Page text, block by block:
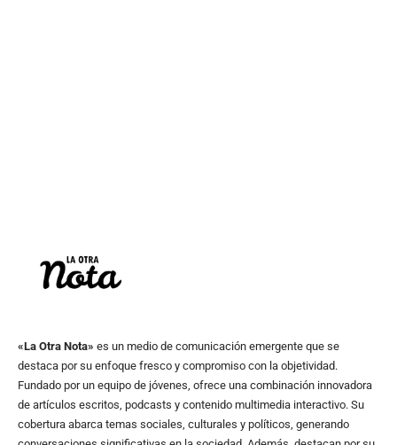
«La Otra Nota» es un medio de comunicación emergente que se
destaca por su enfoque fresco y compromiso con la objetividad.
Fundado por un equipo de jóvenes, ofrece una combinación innovadora
de artículos escritos, podcasts y contenido multimedia interactivo. Su
cobertura abarca temas sociales, culturales y políticos, generando